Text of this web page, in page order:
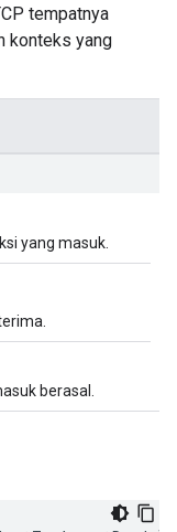
tempatnya
konteks yang
yang masuk.
berasal.